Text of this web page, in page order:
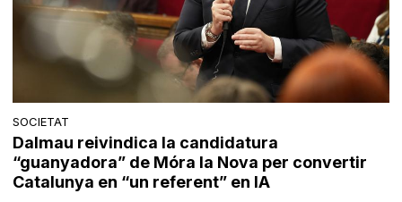
SOCIETAT
Dalmau reivindica la candidatura
“guanyadora” de Móra la Nova per convertir
Catalunya en “un referent” en IA